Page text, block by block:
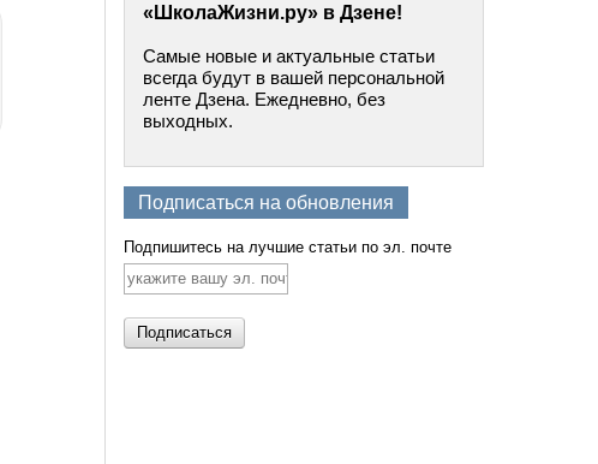
«ШколаЖизни.ру» в Дзене!
Самые новые и актуальные статьи
всегда будут в вашей персональной
ленте Дзена. Ежедневно, без
выходных.
Подписаться на обновления
Подпишитесь на лучшие статьи по эл. почте